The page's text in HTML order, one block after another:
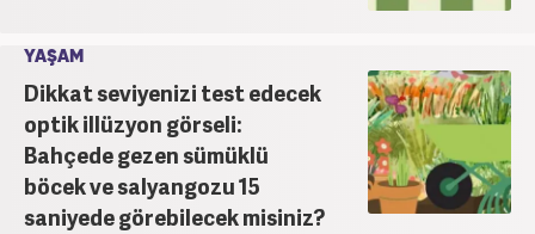
YAŞAM
Dikkat seviyenizi test edecek
optik illüzyon görseli:
Bahçede gezen sümüklü
böcek ve salyangozu 15
saniyede görebilecek misiniz?